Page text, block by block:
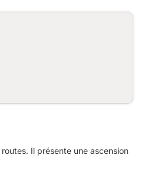
Il présente une ascension